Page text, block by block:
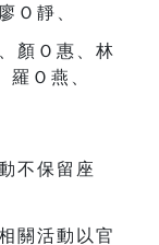
Ｏ靜、
顏Ｏ惠、林
Ｏ燕、
不保留座
關活動以官